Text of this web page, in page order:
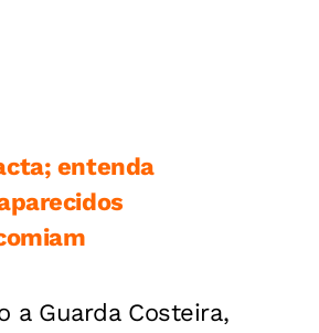
entenda
a Guarda Costeira,